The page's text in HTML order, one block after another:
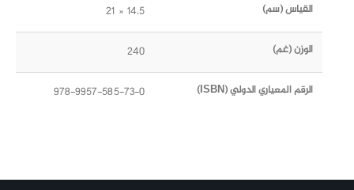
القياس (سم) 14.5 × 21
الوزن (غم) 240
الرقم المعياري الدولي (ISBN) 978-9957-585-73-0